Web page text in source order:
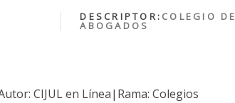
DESCRIPTOR: COLEGIO DE
ABOGADOS
CIJUL en Línea|Rama: Colegios